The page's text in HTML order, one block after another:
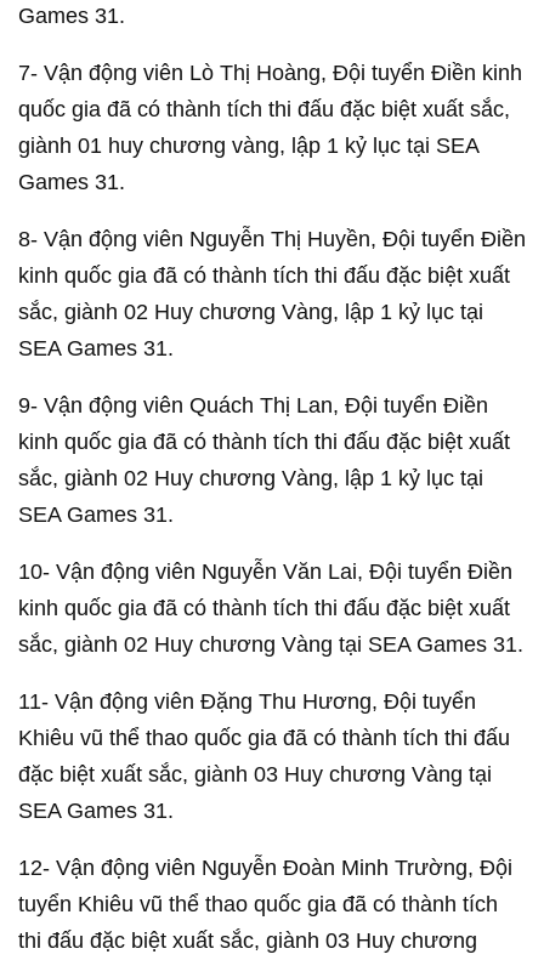
Games 31.
7- Vận động viên Lò Thị Hoàng, Đội tuyển Điền kinh
quốc gia đã có thành tích thi đấu đặc biệt xuất sắc,
giành 01 huy chương vàng, lập 1 kỷ lục tại SEA
Games 31.
8- Vận động viên Nguyễn Thị Huyền, Đội tuyển Điền
kinh quốc gia đã có thành tích thi đấu đặc biệt xuất
sắc, giành 02 Huy chương Vàng, lập 1 kỷ lục tại
SEA Games 31.
9- Vận động viên Quách Thị Lan, Đội tuyển Điền
kinh quốc gia đã có thành tích thi đấu đặc biệt xuất
sắc, giành 02 Huy chương Vàng, lập 1 kỷ lục tại
SEA Games 31.
10- Vận động viên Nguyễn Văn Lai, Đội tuyển Điền
kinh quốc gia đã có thành tích thi đấu đặc biệt xuất
sắc, giành 02 Huy chương Vàng tại SEA Games 31.
11- Vận động viên Đặng Thu Hương, Đội tuyển
Khiêu vũ thể thao quốc gia đã có thành tích thi đấu
đặc biệt xuất sắc, giành 03 Huy chương Vàng tại
SEA Games 31.
12- Vận động viên Nguyễn Đoàn Minh Trường, Đội
tuyển Khiêu vũ thể thao quốc gia đã có thành tích
thi đấu đặc biệt xuất sắc, giành 03 Huy chương